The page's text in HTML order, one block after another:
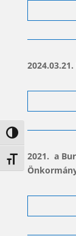
Nagy kontraszt
Betűméret
2021. a